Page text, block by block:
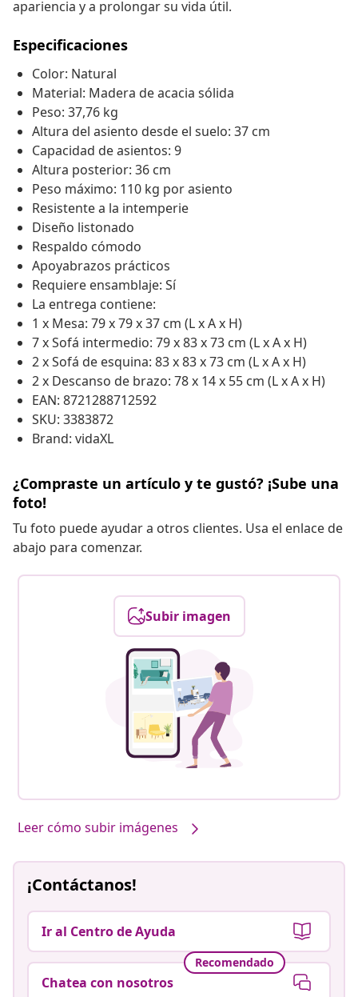
apariencia y a prolongar su vida útil.
Especificaciones
Color: Natural
Material: Madera de acacia sólida
Peso: 37,76 kg
Altura del asiento desde el suelo: 37 cm
Capacidad de asientos: 9
Altura posterior: 36 cm
Peso máximo: 110 kg por asiento
Resistente a la intemperie
Diseño listonado
Respaldo cómodo
Apoyabrazos prácticos
Requiere ensamblaje: Sí
La entrega contiene:
1 x Mesa: 79 x 79 x 37 cm (L x A x H)
7 x Sofá intermedio: 79 x 83 x 73 cm (L x A x H)
2 x Sofá de esquina: 83 x 83 x 73 cm (L x A x H)
2 x Descanso de brazo: 78 x 14 x 55 cm (L x A x H)
EAN: 8721288712592
SKU: 3383872
Brand: vidaXL
¿Compraste un artículo y te gustó? ¡Sube una
foto!
Tu foto puede ayudar a otros clientes. Usa el enlace de
abajo para comenzar.
Subir imagen
Leer cómo subir imágenes
¡Contáctanos!
Ir al Centro de Ayuda
Recomendado
Chatea con nosotros